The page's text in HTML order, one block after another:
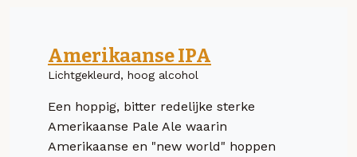
Amerikaanse IPA
Lichtgekleurd, hoog alcohol
Een hoppig, bitter redelijke sterke
Amerikaanse Pale Ale waarin
Amerikaanse en "new world" hoppen